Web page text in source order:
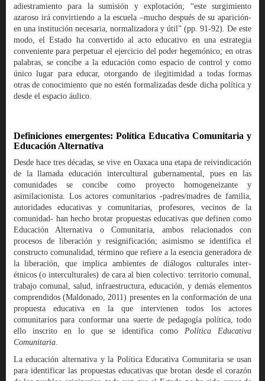
adiestramiento para la sumisión y explotación; “este surgimiento
azaroso irá convirtiendo a la escuela –mucho después de su aparición-
en una institución necesaria, normalizadora y útil” (pp. 91-92). De este
modo, el Estado ha convertido al acto educativo en una estrategia
conveniente para perpetuar el ejercicio del poder hegemónico; en otras
palabras, se concibe a la educación como espacio de control y como
único lugar para educar, otorgando de ilegitimidad a todas formas
otras de conocimiento que no estén formalizadas desde dicha política y
desde el espacio áulico.
Definiciones emergentes: Política Educativa Comunitaria y
Educación Alternativa
Desde hace tres décadas, se vive en Oaxaca una etapa de reivindicación
de la llamada educación intercultural gubernamental, pues en las
comunidades se concibe como proyecto homogeneizante y
asimilacionista. Los actores comunitarios -padres/madres de familia,
autoridades educativas y comunitarias, profesores, vecinos de la
comunidad- han hecho brotar propuestas educativas que definen como
Educación Alternativa o Comunitaria, ambos relacionados con
procesos de liberación y resignificación; asimismo se identifica el
constructo comunalidad, término que refiere a la esencia generadora de
la liberación, que implica ambientes de diálogos culturales inter-
étnicos (o interculturales) de cara al bien colectivo: territorio comunal,
trabajo comunal, salud, infraestructura, educación, y demás elementos
comprendidos (Maldonado, 2011) presentes en la conformación de una
propuesta educativa en la que intervienen todos los actores
comunitarios para conformar una suerte de pedagogía política, todo
ello inscrito en lo que se identifica como Política Educativa
Comunitaria.
La educación alternativa y la Política Educativa Comunitaria se usan
para identificar las propuestas educativas que brotan desde el corazón